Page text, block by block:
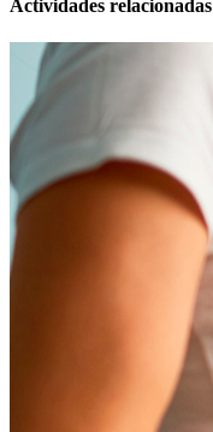
Actividades relacionadas